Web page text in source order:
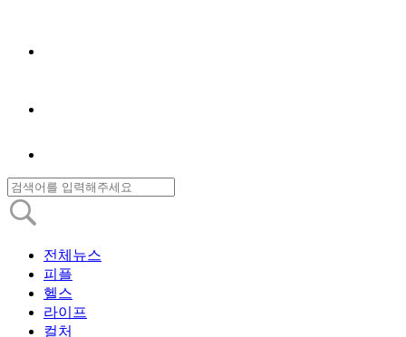
전체뉴스
피플
헬스
라이프
컬처